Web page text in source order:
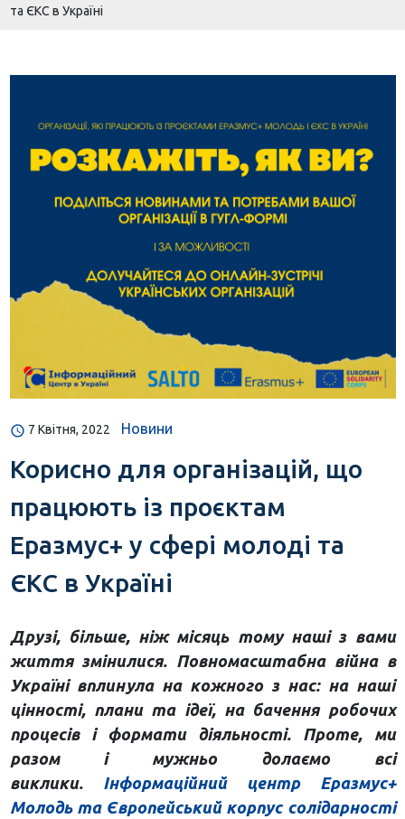
та ЄКС в Україні
7 Квітня, 2022 Новини
Корисно для організацій, що
працюють із проєктам
Еразмус+ у сфері молоді та
ЄКС в Україні
Друзі, більше, ніж місяць тому наші з вами
життя змінилися. Повномасштабна війна в
Україні вплинула на кожного з нас: на наші
цінності, плани та ідеї, на бачення робочих
процесів і формати діяльності. Проте, ми
разом і мужньо долаємо всі
виклики.
Інформаційний центр Еразмус+
Молодь та Європейський корпус солідарності